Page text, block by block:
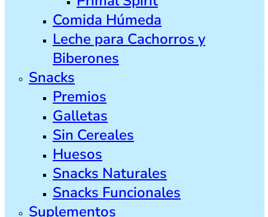
Comida Húmeda
Leche para Cachorros y
Biberones
Snacks
Premios
Galletas
Sin Cereales
Huesos
Snacks Naturales
Snacks Funcionales
Suplementos